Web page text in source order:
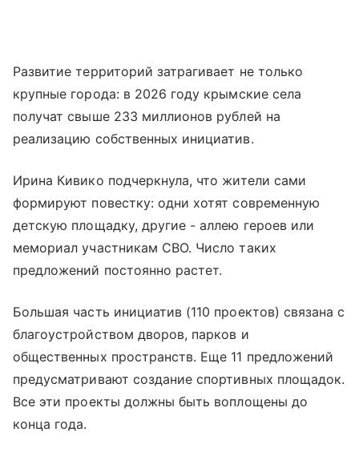
Развитие территорий затрагивает не только
крупные города: в 2026 году крымские села
получат свыше 233 миллионов рублей на
реализацию собственных инициатив.
Ирина Кивико подчеркнула, что жители сами
формируют повестку: одни хотят современную
детскую площадку, другие - аллею героев или
мемориал участникам СВО. Число таких
предложений постоянно растет.
Большая часть инициатив (110 проектов) связана с
благоустройством дворов, парков и
общественных пространств. Еще 11 предложений
предусматривают создание спортивных площадок.
Все эти проекты должны быть воплощены до
конца года.